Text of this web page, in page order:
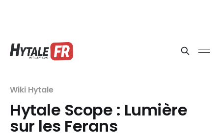
Wiki Hytale
Hytale Scope : Lumière
sur les Ferans